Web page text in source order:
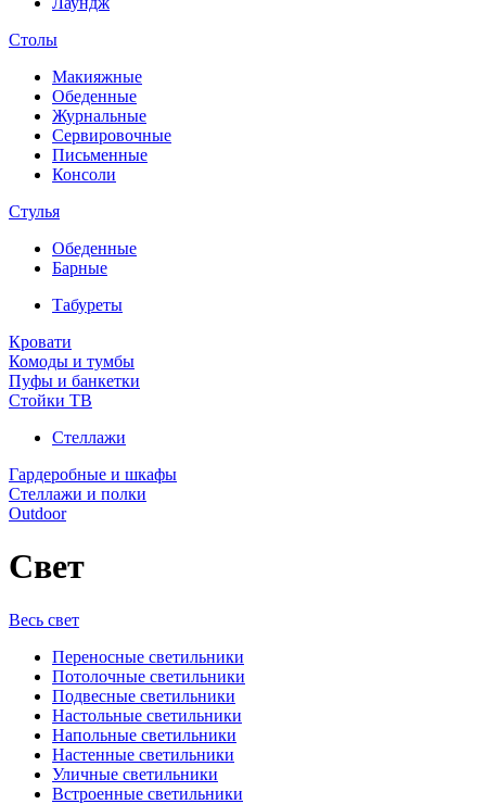
Столы
Макияжные
Обеденные
Журнальные
Сервировочные
Письменные
Консоли
Стулья
Обеденные
Барные
Табуреты
Кровати
Комоды и тумбы
Пуфы и банкетки
Стойки ТВ
Стеллажи
Гардеробные и шкафы
Стеллажи и полки
Outdoor
Свет
Весь свет
Переносные светильники
Потолочные светильники
Подвесные светильники
Настольные светильники
Напольные светильники
Настенные светильники
Уличные светильники
Встроенные светильники